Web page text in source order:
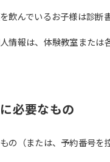
飲んでいるお子様は診断
情報は、体験教室また
必要なもの
の（または、予約番号を